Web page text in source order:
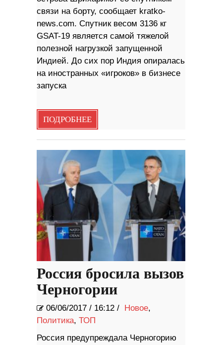
связи на борту, сообщает kratko-
news.com. Спутник весом 3136 кг
GSAT-19 является самой тяжелой
полезной нагрузкой запущенной
Индией. До сих пор Индия опиралась
на иностранных «игроков» в бизнесе
запуска
ПОДРОБНЕЕ
Россия бросила вызов
Черногории
06/06/2017 / 16:12 / Новое,
Политика, ТОП
Россия предупреждала Черногорию